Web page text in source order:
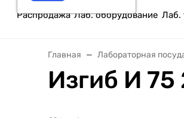
Распродажа Лаб. оборудование Лаб.
Главная Лабораторная
Изгиб И